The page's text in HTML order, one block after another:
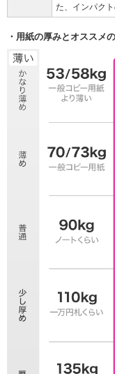
た、インパク
用紙の厚みとオススメ